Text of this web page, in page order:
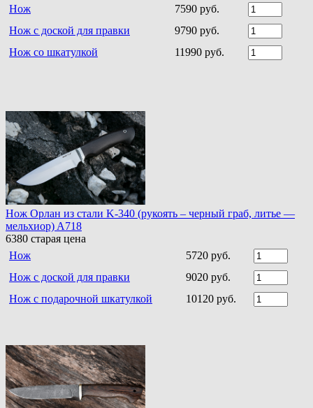
Нож
7590 руб.
Нож с доской для правки
9790 руб.
Нож со шкатулкой
11990 руб.
Нож Орлан из стали K-340 (рукоять – черный граб, литье —
мельхиор) A718
6380 старая цена
Нож
5720 руб.
Нож с доской для правки
9020 руб.
Нож с подарочной шкатулкой
10120 руб.